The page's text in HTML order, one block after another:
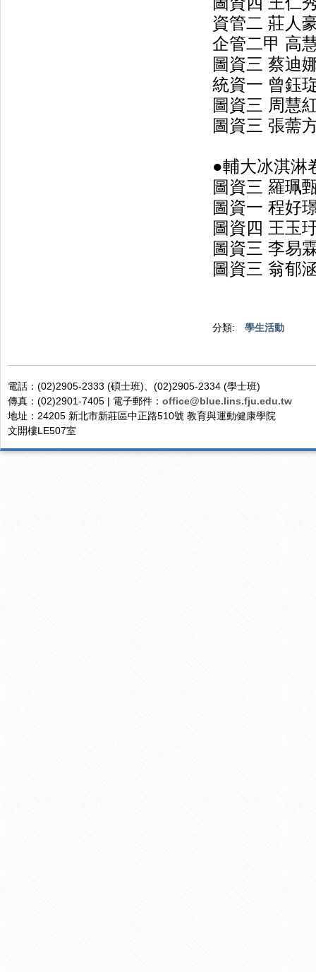
資管二 莊人
企管二甲 高
圖資三 蔡迪
統資一 曾鈺
圖資三 周慧
圖資三 張薷
●輔大冰淇淋
圖資三 羅珮
圖資一 程好
圖資四 王玉
圖資三 李易
圖資三 翁郁
分類: 學生活動
電話：(02)2905-2333 (碩士班)、(02)2905-2334 (學士班)
傳真：(02)2901-7405 | 電子郵件： office@blue.lins.fju.edu.tw
地址：24205 新北市新莊區中正路510號 教育與運動健康學院
文開樓LE507室